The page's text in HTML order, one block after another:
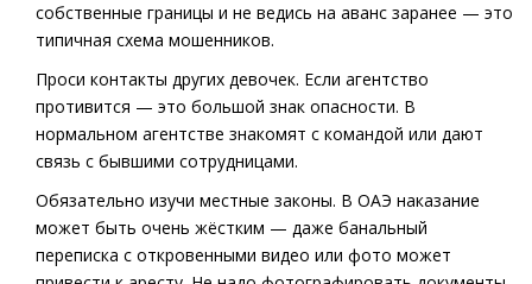
собственные границы и не ведись на аванс заранее — это
типичная схема мошенников.
Проси контакты других девочек. Если агентство
противится — это большой знак опасности. В
нормальном агентстве знакомят с командой или дают
связь с бывшими сотрудницами.
Обязательно изучи местные законы. В ОАЭ наказание
может быть очень жёстким — даже банальный
переписка с откровенными видео или фото может